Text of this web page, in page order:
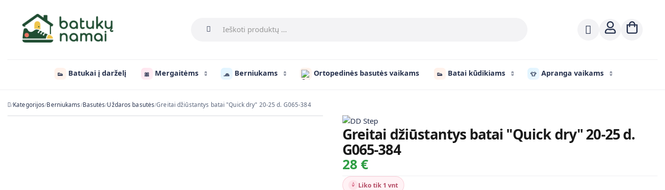
👟 Batukai į darželį 🎀 Mergaitėms 🧢 Berniukams Ortopedinės basutės vaikams 👟 Batai kūdikiams 👕 Apranga vaikams
/Kategorijos/Berniukams/Basutės/Uždaros basutės/Greitai džiūstantys batai "Quick dry" 20-25 d. G065-384
Greitai džiūstantys batai "Quick dry" 20-25 d.
G065-384
28 €
Liko tik 1 vnt